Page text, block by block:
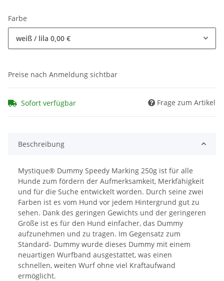
Farbe
weiß / lila 0,00 €
Preise nach Anmeldung sichtbar
Sofort verfügbar Frage zum Artikel
Beschreibung
Mystique® Dummy Speedy Marking 250g ist für alle
Hunde zum fördern der Aufmerksamkeit, Merkfähigkeit
und für die Suche entwickelt worden. Durch seine zwei
Farben ist es vom Hund vor jedem Hintergrund gut zu
sehen. Dank des geringen Gewichts und der geringeren
Größe ist es für den Hund einfacher, das Dummy
aufzunehmen und zu tragen. Im Gegensatz zum
Standard- Dummy wurde dieses Dummy mit einem
neuartigen Wurfband ausgestattet, was einen
schnellen, weiten Wurf ohne viel Kraftaufwand
ermöglicht.